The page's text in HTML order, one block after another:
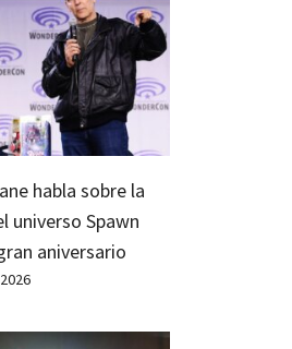
habla sobre la
universo Spawn
aniversario